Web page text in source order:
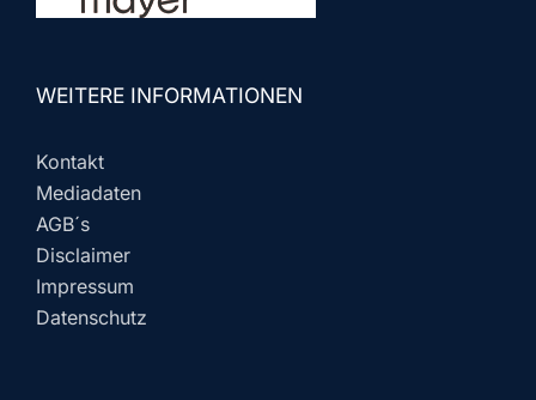
WEITERE INFORMATIONEN
Kontakt
Mediadaten
AGB´s
Disclaimer
Impressum
Datenschutz